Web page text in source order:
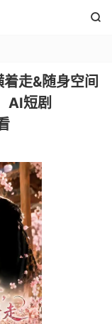

走&随身空间
AI短剧